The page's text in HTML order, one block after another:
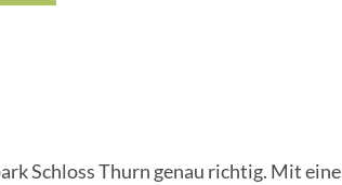
Schloss Thurn genau richtig. Mit